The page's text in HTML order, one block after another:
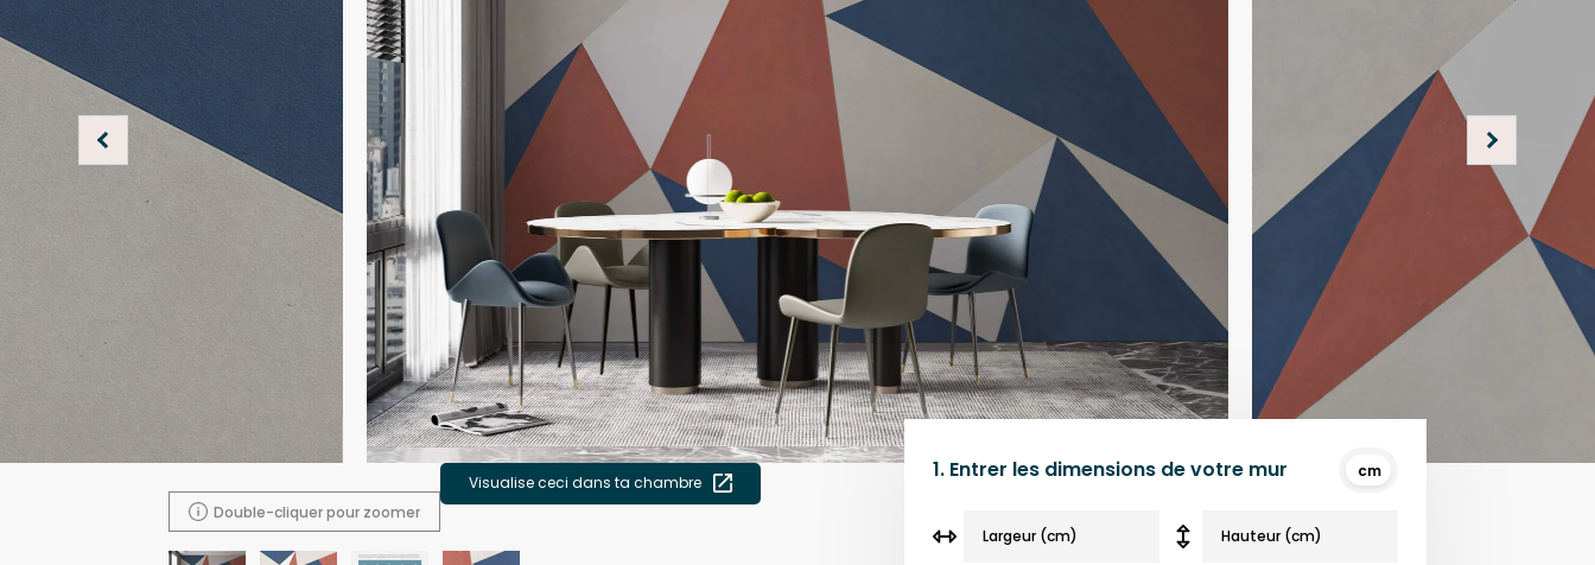
Double-cliquer pour zoomer
Visualise ceci dans ta chambre 1. Entrer les dimensions de votre mur cm